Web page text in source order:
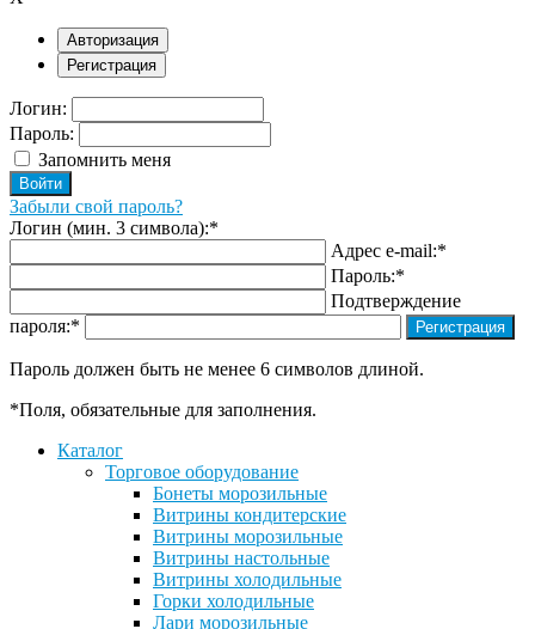
Авторизация
Регистрация
Логин:
Пароль:
Запомнить меня
Забыли свой пароль?
Логин (мин. 3 символа):*
Адрес e-mail:*
Пароль:*
Подтверждение
пароля:*
Пароль должен быть не менее 6 символов длиной.
*Поля, обязательные для заполнения.
Каталог
Торговое оборудование
Бонеты морозильные
Витрины кондитерские
Витрины морозильные
Витрины настольные
Витрины холодильные
Горки холодильные
Лари морозильные